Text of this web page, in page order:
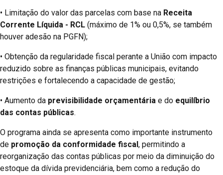
• Limitação do valor das parcelas com base na Receita
Corrente Líquida - RCL (máximo de 1% ou 0,5%, se também
houver adesão na PGFN);
• Obtenção da regularidade fiscal perante a União com impacto
reduzido sobre as finanças públicas municipais, evitando
restrições e fortalecendo a capacidade de gestão;
• Aumento da previsibilidade orçamentária e do equilíbrio
das contas públicas.
O programa ainda se apresenta como importante instrumento
de promoção da conformidade fiscal, permitindo a
reorganização das contas públicas por meio da diminuição do
estoque da dívida previdenciária, bem como a redução do